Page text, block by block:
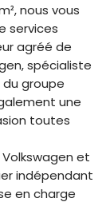
nous vous
services
agréé de
spécialiste
du groupe
une
toutes
et
indépendant
en charge